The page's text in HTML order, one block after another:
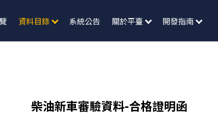
資料目錄 系統公告 關於平臺 開發指南
柴油新車審驗資料-合格證明函